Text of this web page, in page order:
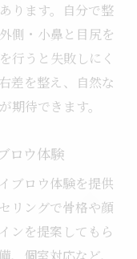
ります。自分で整
側・小鼻と目尻を
行うと失敗しにく
差を整え、自然な
期待できます。
ロウ体験
ブロウ体験を提供
リングで骨格や顔
ンを提案してもら